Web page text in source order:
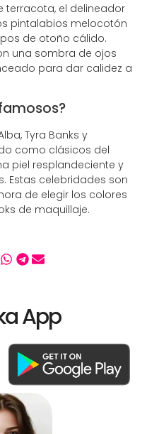
terracota, el delineador
pintalabios melocotón
de otoño cálido.
una sombra de ojos
para dar calidez a
Tyra Banks y
como clásicos del
piel resplandeciente y
Estas celebridades son
de elegir los colores
de maquillaje.
App